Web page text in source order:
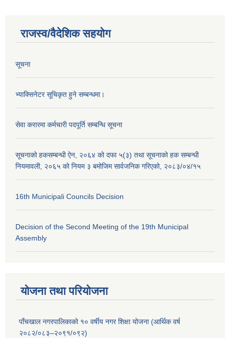
राजस्व/वैदेशिक सहयोग
सूचना
भ्याक्सिनेटर सूचिकृत हुने सम्बन्धमा।
सेवा करारमा कर्मचारी पदपूर्ति सम्बन्धि सूचना
सूचनाको हकसम्बन्धी ऐन, २०६४ को दफा ५(३) तथा सूचनाको हक सम्बन्धी
नियमावली, २०६५ को नियम ३ बमोजिम सार्वजनिक गरिएको, २०८३/०४/१५
16th Municipali Councils Decision
Decision of the Second Meeting of the 19th Municipal
Assembly
योजना तथा परियोजना
पाँचखाल नगरपालिकाको १० वर्षीय नगर शिक्षा योजना (आर्थिक वर्ष
२०८२/०८३–२०९१/०९२)